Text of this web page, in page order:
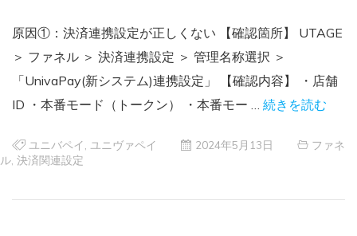
原因①：決済連携設定が正しくない 【確認箇所】 UTAGE
＞ ファネル ＞ 決済連携設定 ＞ 管理名称選択 ＞
「UnivaPay(新システム)連携設定」 【確認内容】 ・店舗
ID ・本番モード（トークン） ・本番モー … 続きを読む
ユニバペイ ユニヴァペイ 2024年5月13日
ファネ
ル 決済関連設定